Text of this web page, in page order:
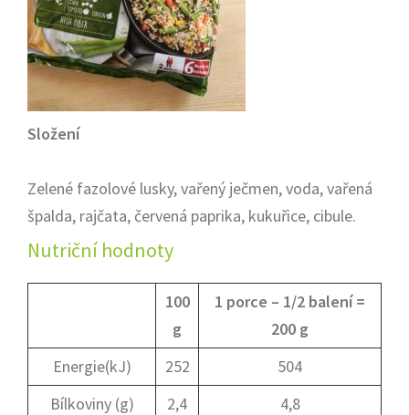
Složení
Zelené fazolové lusky, vařený ječmen, voda, vařená
špalda, rajčata, červená paprika, kukuřice, cibule.
Nutriční hodnoty
100
g
1 porce – 1/2 balení =
200 g
Energie(kJ)
252
504
Bílkoviny (g)
2,4
4,8